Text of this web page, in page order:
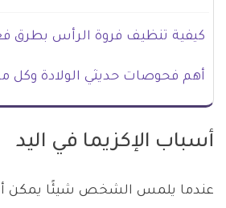
كيفية تنظيف فروة الرأس بطرق
أهم فحوصات حديثي الولادة وكل
أسباب الإكزيما في اليد
عندما يلمس الشخص شيئًا يمكن